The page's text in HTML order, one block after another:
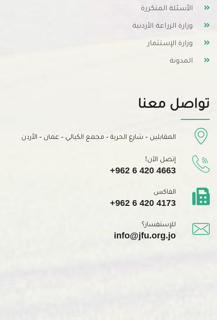
الأسئلة المتكررة
وزارة الزراعة الأردنية
وزارة الإستثمار
المدونة
تواصل معنا
المقابلين - شارع الحرية - مجمع الكيالي - عمان - الأردن
إتصل الآن!
+962 6 420 4663
الفاكس
+962 6 420 4173
للإستفسار؟
info@jfu.org.jo